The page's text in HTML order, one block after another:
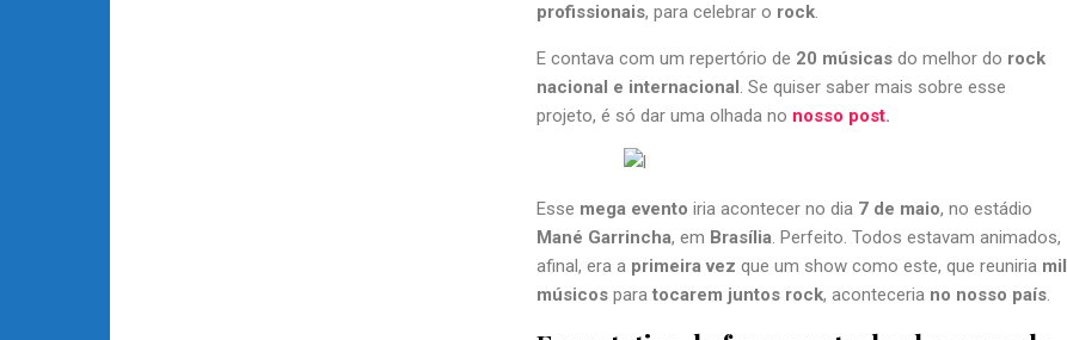
profissionais, para celebrar o rock.
E contava com um repertório de 20 músicas do melhor do rock
nacional e internacional. Se quiser saber mais sobre esse
projeto, é só dar uma olhada no nosso post.
Esse mega evento iria acontecer no dia 7 de maio, no estádio
Mané Garrincha, em Brasília. Perfeito. Todos estavam animados,
afinal, era a primeira vez que um show como este, que reuniria mil
músicos para tocarem juntos rock, aconteceria no nosso país.